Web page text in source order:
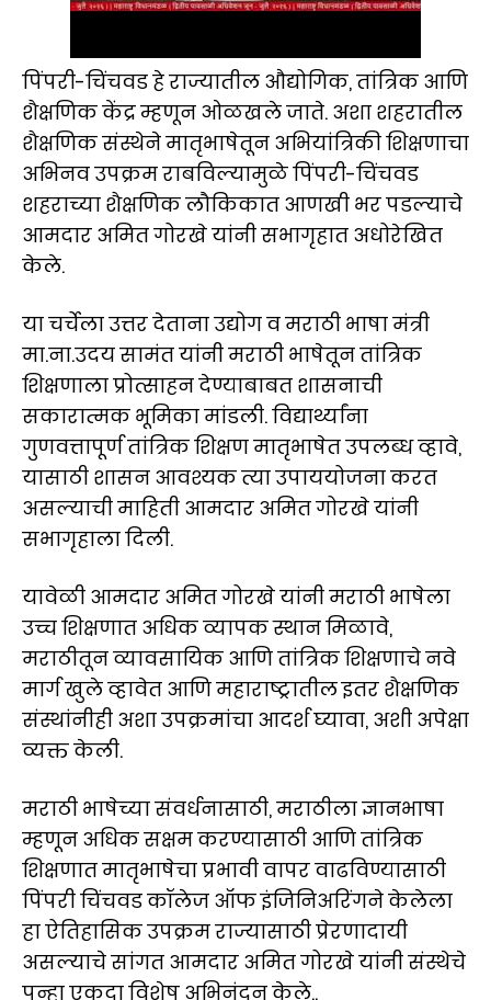
पिंपरी-चिंचवड हे राज्यातील औद्योगिक, तांत्रिक आणि
शैक्षणिक केंद्र म्हणून ओळखले जाते. अशा शहरातील
शैक्षणिक संस्थेने मातृभाषेतून अभियांत्रिकी शिक्षणाचा
अभिनव उपक्रम राबविल्यामुळे पिंपरी-चिंचवड
शहराच्या शैक्षणिक लौकिकात आणखी भर पडल्याचे
आमदार अमित गोरखे यांनी सभागृहात अधोरेखित
केले.
या चर्चेला उत्तर देताना उद्योग व मराठी भाषा मंत्री
मा.ना.उदय सामंत यांनी मराठी भाषेतून तांत्रिक
शिक्षणाला प्रोत्साहन देण्याबाबत शासनाची
सकारात्मक भूमिका मांडली. विद्यार्थ्यांना
गुणवत्तापूर्ण तांत्रिक शिक्षण मातृभाषेत उपलब्ध व्हावे,
यासाठी शासन आवश्यक त्या उपाययोजना करत
असल्याची माहिती आमदार अमित गोरखे यांनी
सभागृहाला दिली.
यावेळी आमदार अमित गोरखे यांनी मराठी भाषेला
उच्च शिक्षणात अधिक व्यापक स्थान मिळावे,
मराठीतून व्यावसायिक आणि तांत्रिक शिक्षणाचे नवे
मार्ग खुले व्हावेत आणि महाराष्ट्रातील इतर शैक्षणिक
संस्थांनीही अशा उपक्रमांचा आदर्श घ्यावा, अशी अपेक्षा
व्यक्त केली.
मराठी भाषेच्या संवर्धनासाठी, मराठीला ज्ञानभाषा
म्हणून अधिक सक्षम करण्यासाठी आणि तांत्रिक
शिक्षणात मातृभाषेचा प्रभावी वापर वाढविण्यासाठी
पिंपरी चिंचवड कॉलेज ऑफ इंजिनिअरिंगने केलेला
हा ऐतिहासिक उपक्रम राज्यासाठी प्रेरणादायी
असल्याचे सांगत आमदार अमित गोरखे यांनी संस्थेचे
पुन्हा एकदा विशेष अभिनंदन केले..